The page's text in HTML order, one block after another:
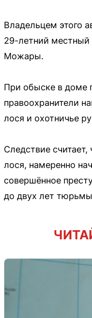
Владельцем этого
29-летний
Можары.
При обыске в доме
правоохранители
лося и охотничье
Следствие
лося, намеренно
совершённое
до двух лет